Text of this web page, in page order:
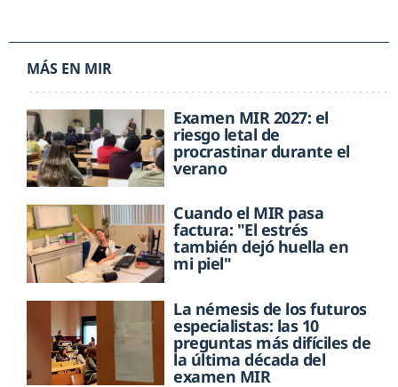
MÁS EN MIR
Examen MIR 2027: el
riesgo letal de
procrastinar durante el
verano
Cuando el MIR pasa
factura: "El estrés
también dejó huella en
mi piel"
La némesis de los futuros
especialistas: las 10
preguntas más difíciles de
la última década del
examen MIR